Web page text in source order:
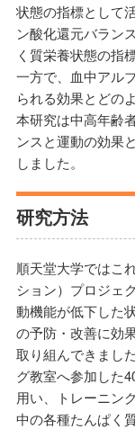
状態の指標として
ン酸化還元バラン
く質栄養状態の指
一方で、血中アル
られる効果とどの
本研究は中高年齢
ンスと運動の効果
しました。
研究方法
順天堂大学ではこ
ション）プロジェ
動機能が低下した
の予防・改善に効
取り組んできまし
グ教室へ参加した
用い、トレーニン
中の各種たんぱく